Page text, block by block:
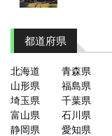
都道府県
北海道 青森県
山形県
福島県
埼玉県
千葉県
富山県
石川県
静岡県
愛知県